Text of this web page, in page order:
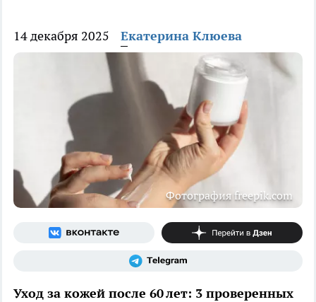
14 декабря 2025 Екатерина Клюева
Фотография freepik.com
Уход за кожей после 60 лет: 3 проверенных